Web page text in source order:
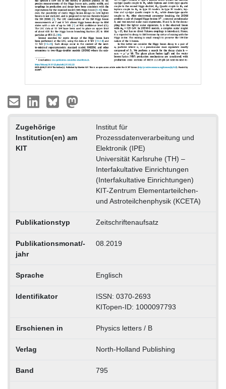
Zugehörige
Institution(en) am
KIT
Institut für
Prozessdatenverarbeitung und
Elektronik (IPE)
Universität Karlsruhe (TH) –
Interfakultative Einrichtungen
(Interfakultative Einrichtungen)
KIT-Zentrum Elementarteilchen-
und Astroteilchenphysik (KCETA)
Publikationstyp Zeitschriftenaufsatz
Publikationsmonat/-
jahr
08.2019
Sprache Englisch
Identifikator
ISSN: 0370-2693
KITopen-ID: 1000097793
Erschienen in Physics letters / B
Verlag North-Holland Publishing
Band 795